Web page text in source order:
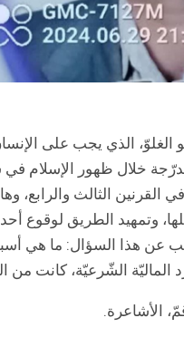
الغلوّ، الذي يجب على
خلال ظهور الإسلام في
في القرنين الثالث
وتمهيد الطريق
هذا السؤال: ما هي
الماليّة الشّرعيّة، كانت
قمّ، الأشاعرة.